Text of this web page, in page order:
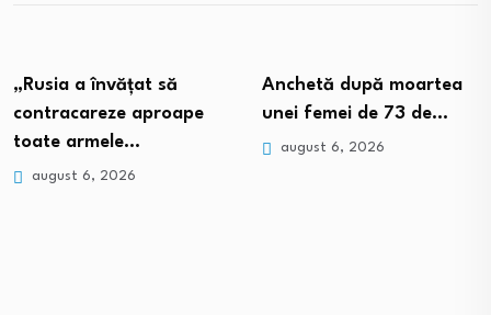
„Rusia a învățat să
contracareze aproape
toate armele…
august 6, 2026
Anchetă după moartea
unei femei de 73 de…
august 6, 2026